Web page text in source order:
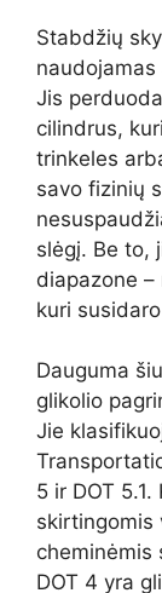
Stabdžių
Jis
cilindrus,
trinkeles
savo fizinių
slėgį. Be to,
diapazone
kuri
Dauguma
glikolio
Jie
5 ir DOT
skirtingomis
cheminėmis
DOT 4 yra